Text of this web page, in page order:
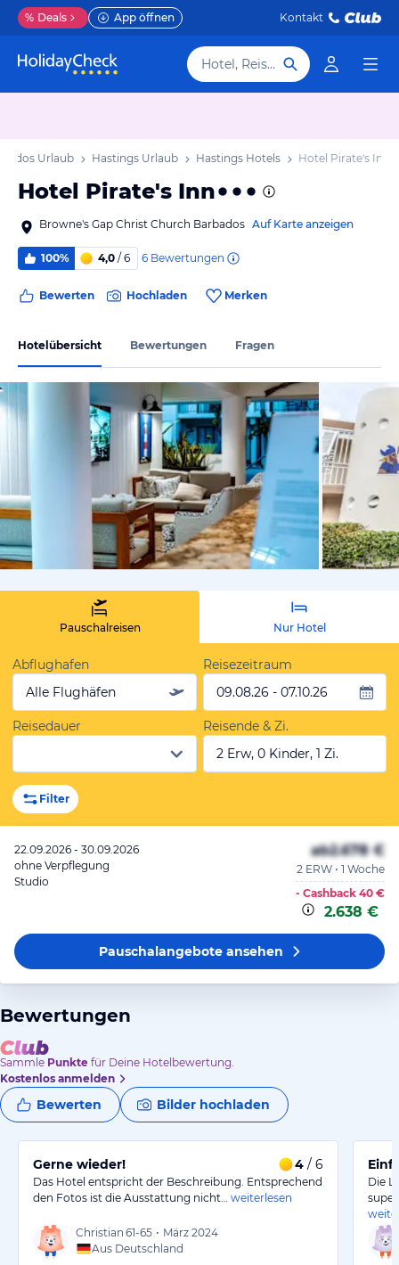
% Deals App öffnen Kontakt
Hotel, Reiseziel
Urlaub Hastings Urlaub Hastings Hotels Hotel Pirate's Inn
Hotel Pirate's Inn
Browne's Gap Christ Church Barbados Auf Karte anzeigen
100% 4,0 / 6 6 Bewertungen
Bewerten Hochladen Merken
Hotelübersicht Bewertungen Fragen
von
Pauschalreisen Nur Hotel
Abflughafen
Alle Flughäfen
Reisezeitraum
09.08.26 - 07.10.26
Reisedauer
Reisende & Zi.
2 Erw, 0 Kinder, 1 Zi.
Filter
22.09.2026 - 30.09.2026
ohne Verpflegung
Studio
ab2.678 €
2 ERW • 1 Woche
- Cashback 40 €
2.638 €
Pauschalangeboteansehen
Bewertungen
Sammle Punkte für Deine Hotelbewertung.
Kostenlos anmelden
Bewerten Bilder hochladen
Gerne wieder! 4 / 6
Das Hotel entspricht der Beschreibung. Entsprechend
den Fotos ist die Ausstattung nicht…
weiterlesen
Christian 61-65 • März 2024
Aus Deutschland
Die